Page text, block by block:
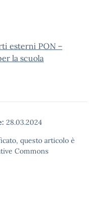
esterni PON –
la scuola
28.03.2024
questo articolo è
Commons